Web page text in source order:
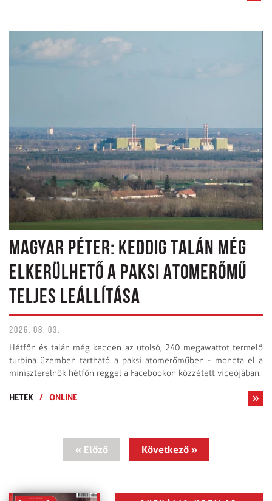
MAGYAR PÉTER: KEDDIG TALÁN MÉG
ELKERÜLHETŐ A PAKSI ATOMERŐMŰ
TELJES LEÁLLÍTÁSA
2026. 08. 03.
Hétfőn és talán még kedden az utolsó, 240 megawattot termelő
turbina üzemben tartható a paksi atomerőműben - mondta el a
miniszterelnök hétfőn reggel a Facebookon közzétett videójában.
HETEK / ONLINE
« Előző Következő »